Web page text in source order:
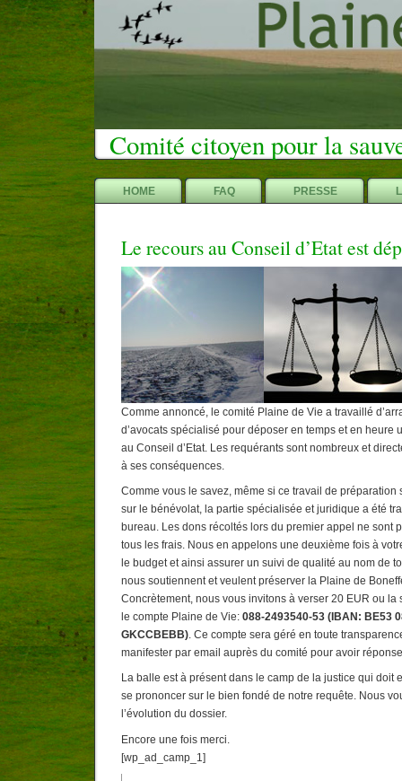
Comité citoyen pour la
HOME FAQ PRESSE
Le recours au Conseil d’Etat est
Comme annoncé, le comité Plaine de Vie a travaillé
d’avocats spécialisé pour déposer en temps et en heure
au Conseil d’Etat. Les requérants sont nombreux et
à ses conséquences.
Comme vous le savez, même si ce travail de préparation
sur le bénévolat, la partie spécialisée et juridique a été
bureau. Les dons récoltés lors du premier appel ne sont
tous les frais. Nous en appelons une deuxième fois à
le budget et ainsi assurer un suivi de qualité au nom de
nous soutiennent et veulent préserver la Plaine de
Concrètement, nous vous invitons à verser 20 EUR ou la
le compte Plaine de Vie: 088-2493540-53 (IBAN: BE53
GKCCBEBB). Ce compte sera géré en toute
manifester par email auprès du comité pour avoir
La balle est à présent dans le camp de la justice qui doit
se prononcer sur le bien fondé de notre requête. Nous
l’évolution du dossier.
Encore une fois merci.
[wp_ad_camp_1]